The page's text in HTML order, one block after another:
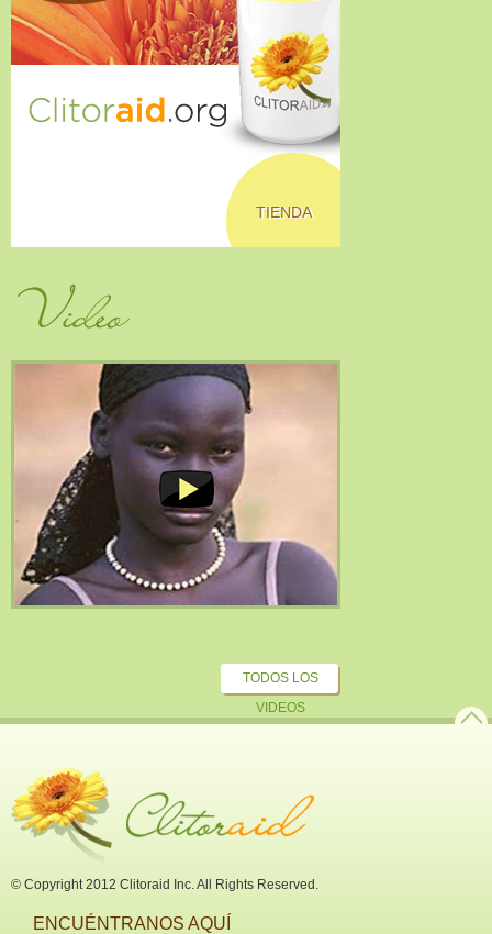
TIENDA
Video
TODOS LOS
VIDEOS
© Copyright 2012 Clitoraid Inc. All Rights Reserved.
ENCUÉNTRANOS AQUÍ